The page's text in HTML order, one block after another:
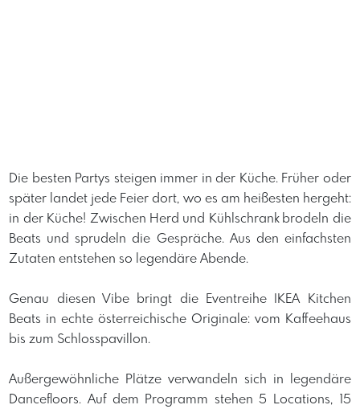
Die besten Partys steigen immer in der Küche. Früher oder
später landet jede Feier dort, wo es am heißesten hergeht:
in der Küche! Zwischen Herd und Kühlschrank brodeln die
Beats und sprudeln die Gespräche. Aus den einfachsten
Zutaten entstehen so legendäre Abende.
Genau diesen Vibe bringt die Eventreihe IKEA Kitchen
Beats in echte österreichische Originale: vom Kaffeehaus
bis zum Schlosspavillon.
Außergewöhnliche Plätze verwandeln sich in legendäre
Dancefloors. Auf dem Programm stehen 5 Locations, 15